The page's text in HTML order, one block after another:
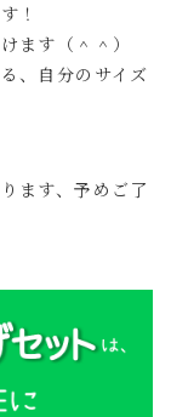
！
ます（＾＾）
、自分のサイズ
ます、予めご了